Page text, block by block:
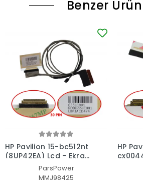
Benzer
HP Pavilion 15-bc512nt
(8UP42EA) Lcd - Ekran
Data Flex Kablosu
ParsPower
MMJ98425
HP
-